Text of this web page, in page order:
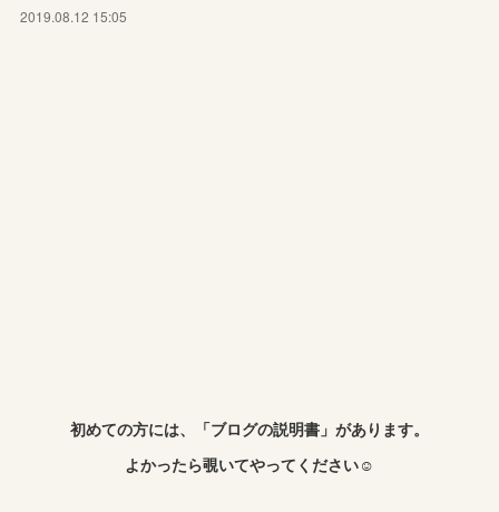
2019.08.12 15:05
初めての方には、「ブログの説明書」があります。
よかったら覗いてやってください☺︎